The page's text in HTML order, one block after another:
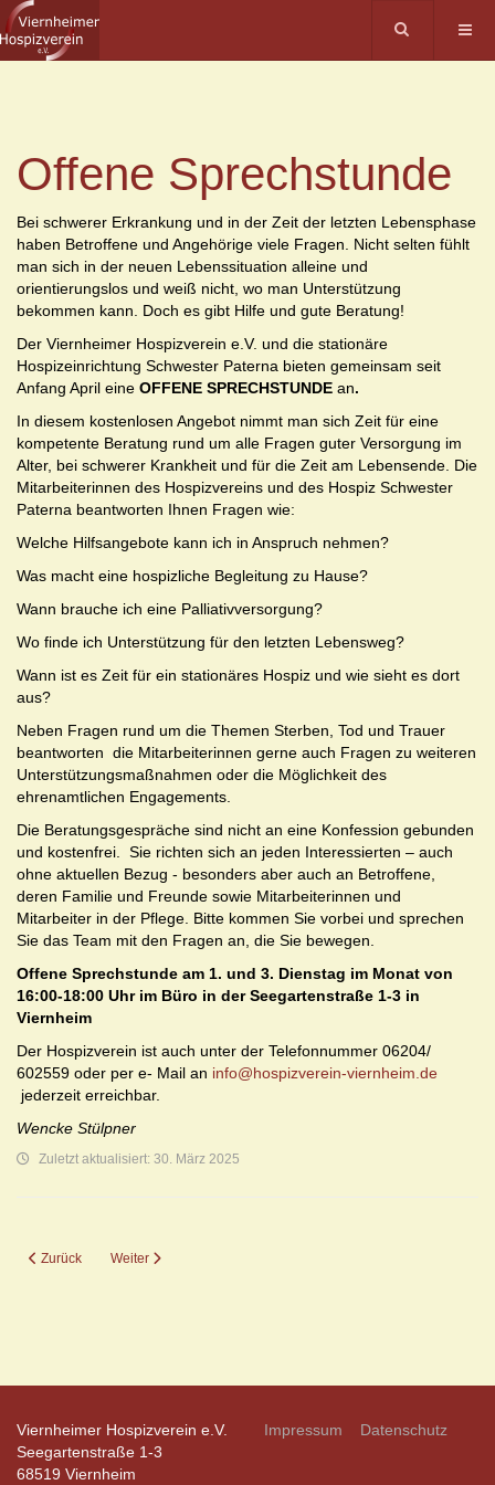
Offene Sprechstunde
Bei schwerer Erkrankung und in der Zeit der letzten Lebensphase
haben Betroffene und Angehörige viele Fragen. Nicht selten fühlt
man sich in der neuen Lebenssituation alleine und
orientierungslos und weiß nicht, wo man Unterstützung
bekommen kann. Doch es gibt Hilfe und gute Beratung!
Der Viernheimer Hospizverein e.V. und die stationäre
Hospizeinrichtung Schwester Paterna bieten gemeinsam seit
Anfang April eine OFFENE SPRECHSTUNDE an.
In diesem kostenlosen Angebot nimmt man sich Zeit für eine
kompetente Beratung rund um alle Fragen guter Versorgung im
Alter, bei schwerer Krankheit und für die Zeit am Lebensende. Die
Mitarbeiterinnen des Hospizvereins und des Hospiz Schwester
Paterna beantworten Ihnen Fragen wie:
Welche Hilfsangebote kann ich in Anspruch nehmen?
Was macht eine hospizliche Begleitung zu Hause?
Wann brauche ich eine Palliativversorgung?
Wo finde ich Unterstützung für den letzten Lebensweg?
Wann ist es Zeit für ein stationäres Hospiz und wie sieht es dort
aus?
Neben Fragen rund um die Themen Sterben, Tod und Trauer
beantworten die Mitarbeiterinnen gerne auch Fragen zu weiteren
Unterstützungsmaßnahmen oder die Möglichkeit des
ehrenamtlichen Engagements.
Die Beratungsgespräche sind nicht an eine Konfession gebunden
und kostenfrei. Sie richten sich an jeden Interessierten – auch
ohne aktuellen Bezug - besonders aber auch an Betroffene,
deren Familie und Freunde sowie Mitarbeiterinnen und
Mitarbeiter in der Pflege. Bitte kommen Sie vorbei und sprechen
Sie das Team mit den Fragen an, die Sie bewegen.
Offene Sprechstunde am 1. und 3. Dienstag im Monat von
16:00-18:00 Uhr im Büro in der Seegartenstraße 1-3 in
Viernheim
Der Hospizverein ist auch unter der Telefonnummer 06204/
602559 oder per e- Mail an info@hospizverein-viernheim.de
jederzeit erreichbar.
Wencke Stülpner
Zuletzt aktualisiert: 30. März 2025
Vorheriger Beitrag: Der TrauerWeg Brensbach im Odenwald lädt ein …
Zurück Nächster Beitrag: Schicksale haben mich tief berührt
Weiter
Viernheimer Hospizverein e.V.
Seegartenstraße 1-3
68519 Viernheim
Impressum Datenschutz